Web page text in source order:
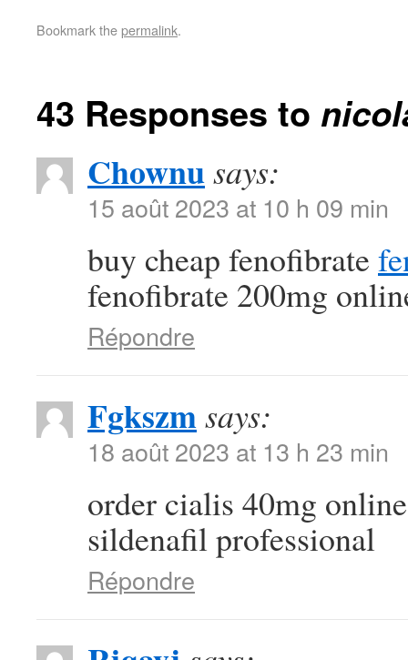
Bookmark thepermalink.
43 Responses to
Chownusays:
15 août 2023 at 10 h 09 min
buy cheap fenofibrate
fenofibrate 200mg
Répondre
Fgkszmsays:
18 août 2023 at 13 h 23 min
order cialis 40mg
sildenafil professional
Répondre